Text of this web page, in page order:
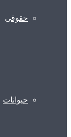
حقوقی
حیوانات